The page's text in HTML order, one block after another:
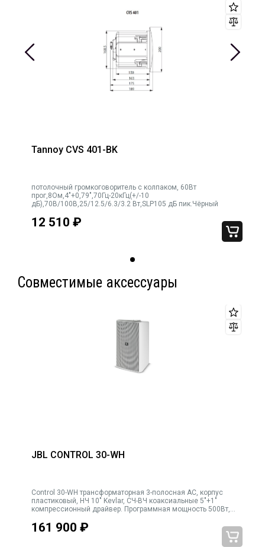
Tannoy CVS 401-BK
потолочный громкоговоритель с колпаком, 60Вт
прог,8Ом,4"+0,79",70Гц-20кГц(+/-10
дБ),70В/100В,25/12.5/6.3/3.2 Вт,SLP105 дБ пик.Чёрный
12 510 ₽
Совместимые аксессуары
JBL CONTROL 30-WH
Control 30-WH трансформаторная 3-полосная АС, корпус
пластиковый, НЧ 10" Kevlar, СЧ-ВЧ коаксиальные 5"+1"
компрессионный драйвер. Программная мощность 500Вт,
150Вт/75Вт/38Вт/19Вт. Переключатель режимов 4Ω/70В
161 900 ₽